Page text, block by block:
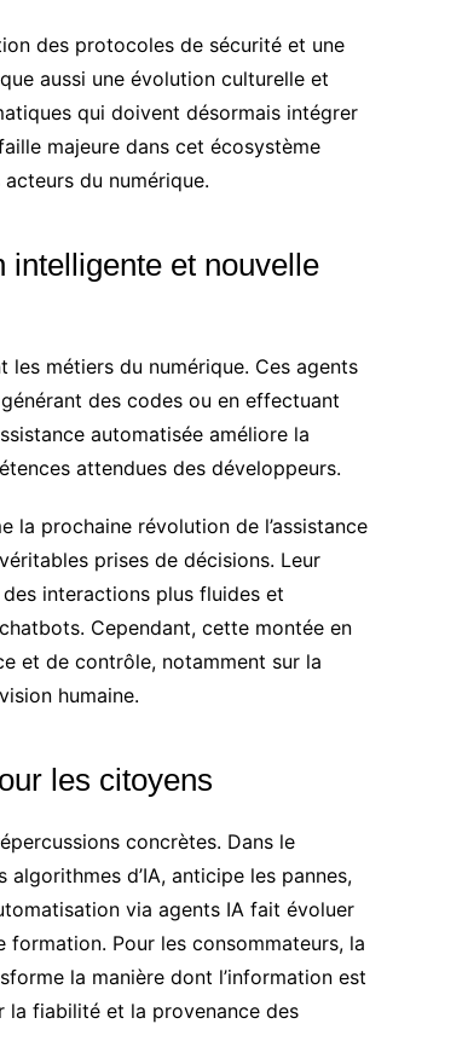
des protocoles de sécurité et une
aussi une évolution culturelle et
qui doivent désormais intégrer
majeure dans cet écosystème
du numérique.
intelligente et nouvelle
métiers du numérique. Ces agents
des codes ou en effectuant
automatisée améliore la
attendues des développeurs.
la prochaine révolution de l’assistance
prises de décisions. Leur
interactions plus fluides et
Cependant, cette montée en
et de contrôle, notamment sur la
humaine.
les citoyens
concrètes. Dans le
d’IA, anticipe les pannes,
via agents IA fait évoluer
formation. Pour les consommateurs, la
la manière dont l’information est
la fiabilité et la provenance des